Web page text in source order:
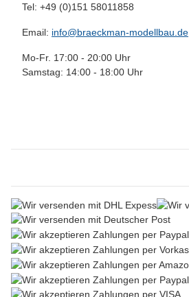
Tel: +49 (0)151 58011858
Email: info@braeckman-modellbau.de
Mo-Fr. 17:00 - 20:00 Uhr
Samstag: 14:00 - 18:00 Uhr